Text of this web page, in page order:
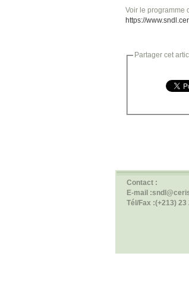
Voir le programme
https://
Partager cet
Contact :
E-mail
Tél/Fax :(+213) 23